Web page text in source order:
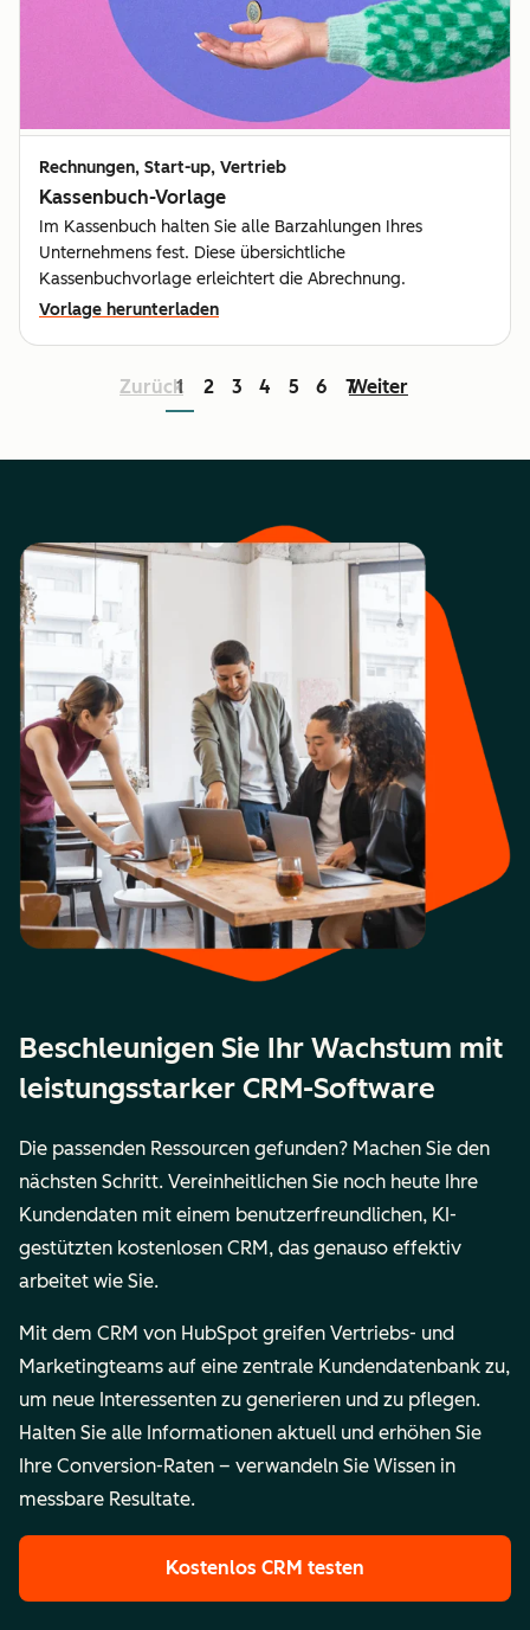
Rechnungen, Start-up, Vertrieb
Kassenbuch-Vorlage
Im Kassenbuch halten Sie alle Barzahlungen Ihres
Unternehmens fest. Diese übersichtliche
Kassenbuchvorlage erleichtert die Abrechnung.
Vorlage herunterladen
Zurück
1 2 3 4 5 6 7Weiter
Beschleunigen Sie Ihr Wachstum mit
leistungsstarker CRM-Software
Die passenden Ressourcen gefunden? Machen Sie den
nächsten Schritt. Vereinheitlichen Sie noch heute Ihre
Kundendaten mit einem benutzerfreundlichen, KI-
gestützten kostenlosen CRM, das genauso effektiv
arbeitet wie Sie.
Mit dem CRM von HubSpot greifen Vertriebs- und
Marketingteams auf eine zentrale Kundendatenbank zu,
um neue Interessenten zu generieren und zu pflegen.
Halten Sie alle Informationen aktuell und erhöhen Sie
Ihre Conversion-Raten – verwandeln Sie Wissen in
messbare Resultate.
Kostenlos CRM testen